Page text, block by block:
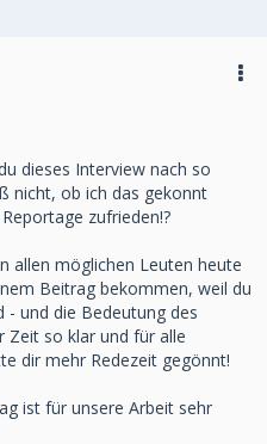
dieses Interview nach so
nicht, ob ich das gekonnt
zufrieden!?
allen möglichen Leuten heute
Beitrag bekommen, weil du
- und die Bedeutung des
Zeit so klar und für alle
dir mehr Redezeit gegönnt!
ist für unsere Arbeit sehr